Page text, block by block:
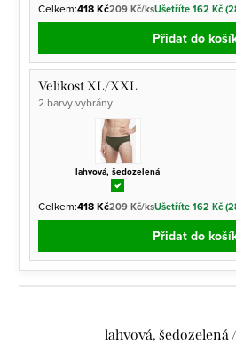
Celkem:418 Kč209 Kč/ksUšetříte 162 Kč
Přidat do
Velikost XL/XXL
2 barvy vybrány
lahvová, šedozelená
Celkem:418 Kč209 Kč/ksUšetříte 162 Kč
Přidat do
lahvová, šedozelená